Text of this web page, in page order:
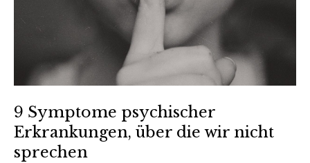
9 Symptome psychischer
Erkrankungen, über die wir nicht
sprechen